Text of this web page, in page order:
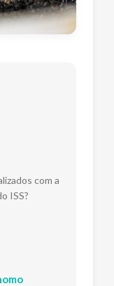
com a
ISS?